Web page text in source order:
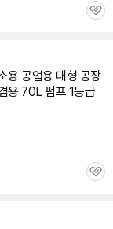
관
용 공업용 대형 공장
용 70L 펌프 1등급
관